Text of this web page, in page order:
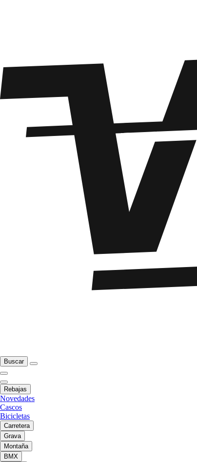
Buscar
Rebajas
Novedades
Cascos
Bicicletas
Carretera
Grava
Montaña
BMX